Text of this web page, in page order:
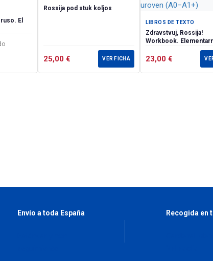
El
Rossija pod stuk koljos
25,00 € VER FICHA
LIBROS DE TEXTO
Zdravstvuj, Rossija!
Workbook.
23,00 €
Envío a toda España Recogida en